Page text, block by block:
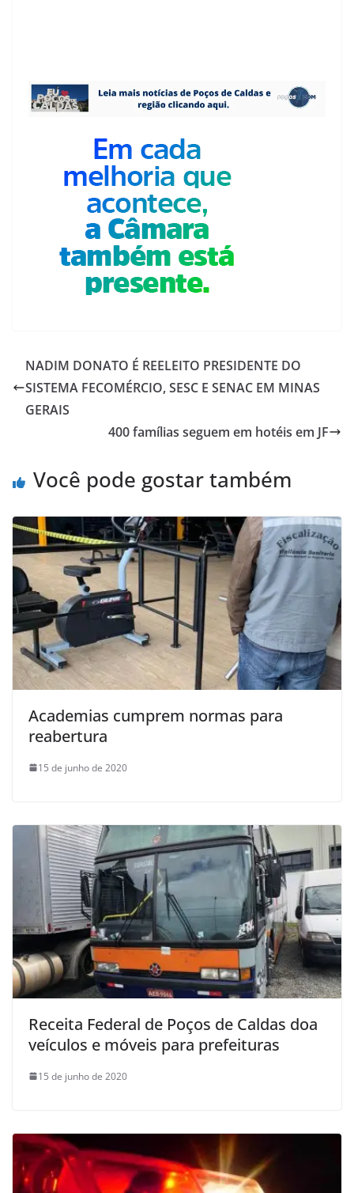
NADIM DONATO É REELEITO PRESIDENTE DO
SISTEMA FECOMÉRCIO, SESC E SENAC EM MINAS
GERAIS
400 famílias seguem em hotéis em JF
Você pode gostar também
Academias cumprem normas para
reabertura
15 de junho de 2020
Receita Federal de Poços de Caldas doa
veículos e móveis para prefeituras
15 de junho de 2020